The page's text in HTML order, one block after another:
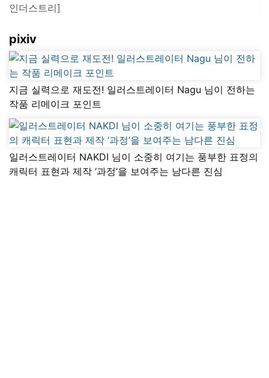
인더스트리]
pixiv
지금 실력으로 재도전! 일러스트레이터 Nagu 님이 전하는
작품 리메이크 포인트
일러스트레이터 NAKDI 님이 소중히 여기는 풍부한 표정의
캐릭터 표현과 제작 ‘과정’을 보여주는 남다른 진심